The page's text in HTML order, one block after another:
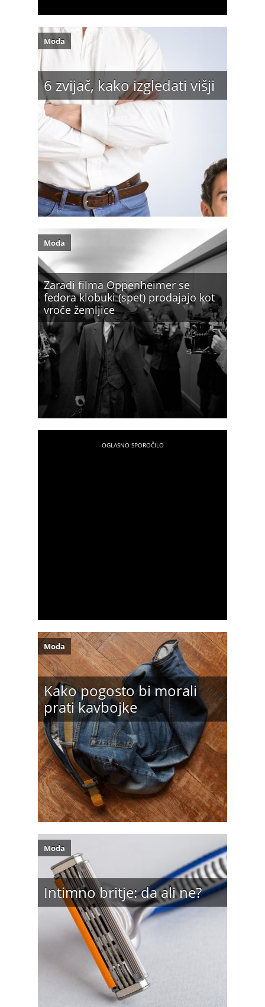
6 zvijač, kako izgledati višji
Moda
Zaradi filma Oppenheimer se
fedora klobuki (spet) prodajajo kot
vroče žemljice
Moda
Kako pogosto bi morali
prati kavbojke
Moda
Intimno britje: da ali ne?
Moda